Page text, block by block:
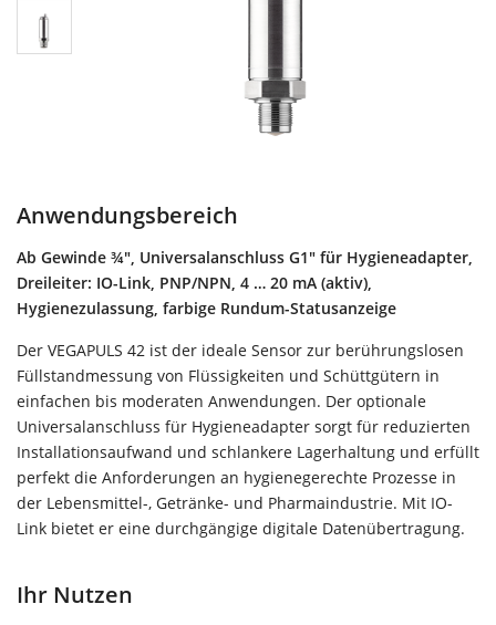
Anwendungsbereich
Ab Gewinde ¾", Universalanschluss G1" für Hygieneadapter,
Dreileiter: IO-Link, PNP/NPN, 4 … 20 mA (aktiv),
Hygienezulassung, farbige Rundum-Statusanzeige
Der VEGAPULS 42 ist der ideale Sensor zur berührungslosen
Füllstandmessung von Flüssigkeiten und Schüttgütern in
einfachen bis moderaten Anwendungen. Der optionale
Universalanschluss für Hygieneadapter sorgt für reduzierten
Installationsaufwand und schlankere Lagerhaltung und erfüllt
perfekt die Anforderungen an hygienegerechte Prozesse in
der Lebensmittel-, Getränke- und Pharmaindustrie. Mit IO-
Link bietet er eine durchgängige digitale Datenübertragung.
Ihr Nutzen